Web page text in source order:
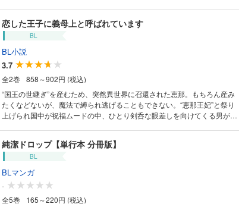
うだけではない、けして言えない理由が……。エリート執着攻×子持ち不
憫受の再会愛！！
恋した王子に義母上と呼ばれています
BL
BL小説
3.7
全2巻
858～902円 (税込)
“国王の世継ぎ”を産むため、突然異世界に召還された恵那。もちろん産み
たくなどないが、魔法で縛られ逃げることもできない。“恵那王妃”と祭り
上げられ国中が祝福ムードの中、ひとり剣呑な眼差しを向けてくる男がい
だけだった。人目を避けた逢瀬を重ねるごとに不器用な優しさに惹かれて
いく恵那だが、実は男性であると言い出せず……？ こじらせ王子と見せ
かけ王妃の異世界トリップ・ロマンス！！
純潔ドロップ【単行本 分冊版】
BL
BLマンガ
-
全5巻
165～220円 (税込)